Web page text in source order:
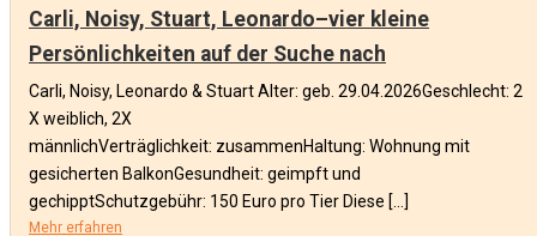
Carli, Noisy, Stuart, Leonardo–vier kleine
Persönlichkeiten auf der Suche nach
Carli, Noisy, Leonardo & Stuart Alter: geb. 29.04.2026Geschlecht: 2
X weiblich, 2X
männlichVerträglichkeit: zusammenHaltung: Wohnung mit
gesicherten BalkonGesundheit: geimpft und
gechipptSchutzgebühr: 150 Euro pro Tier Diese […]
Mehr erfahren